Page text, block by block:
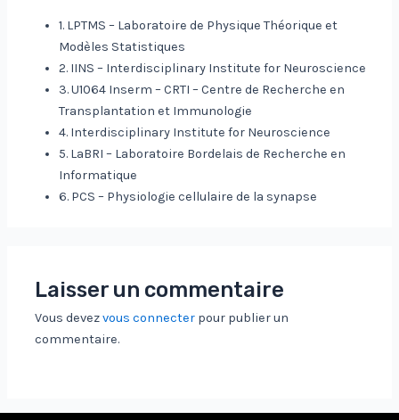
1. LPTMS – Laboratoire de Physique Théorique et
Modèles Statistiques
2. IINS – Interdisciplinary Institute for Neuroscience
3. U1064 Inserm – CRTI – Centre de Recherche en
Transplantation et Immunologie
4. Interdisciplinary Institute for Neuroscience
5. LaBRI – Laboratoire Bordelais de Recherche en
Informatique
6. PCS – Physiologie cellulaire de la synapse
Laisser un commentaire
Vous devezvous connecter pour publier un
commentaire.